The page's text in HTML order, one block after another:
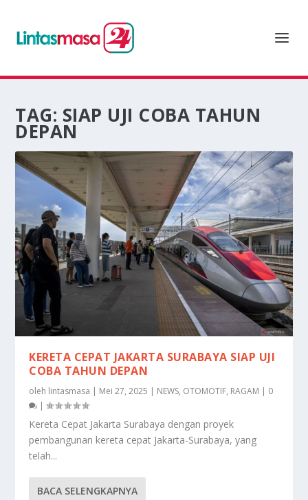
TAG: SIAP UJI COBA TAHUN
DEPAN
KERETA CEPAT JAKARTA SURABAYA SIAP UJI
COBA TAHUN DEPAN
oleh lintasmasa | Mei 27, 2025 | NEWS, OTOMOTIF, RAGAM | 0
|
Kereta Cepat Jakarta Surabaya dengan proyek
pembangunan kereta cepat Jakarta-Surabaya, yang
telah...
BACA SELENGKAPNYA